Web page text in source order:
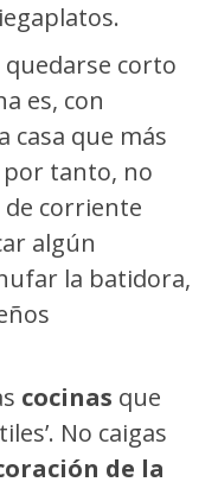
corto
es, con
casa que más
tanto, no
corriente
algún
la batidora,
cocinas que
No caigas
de la